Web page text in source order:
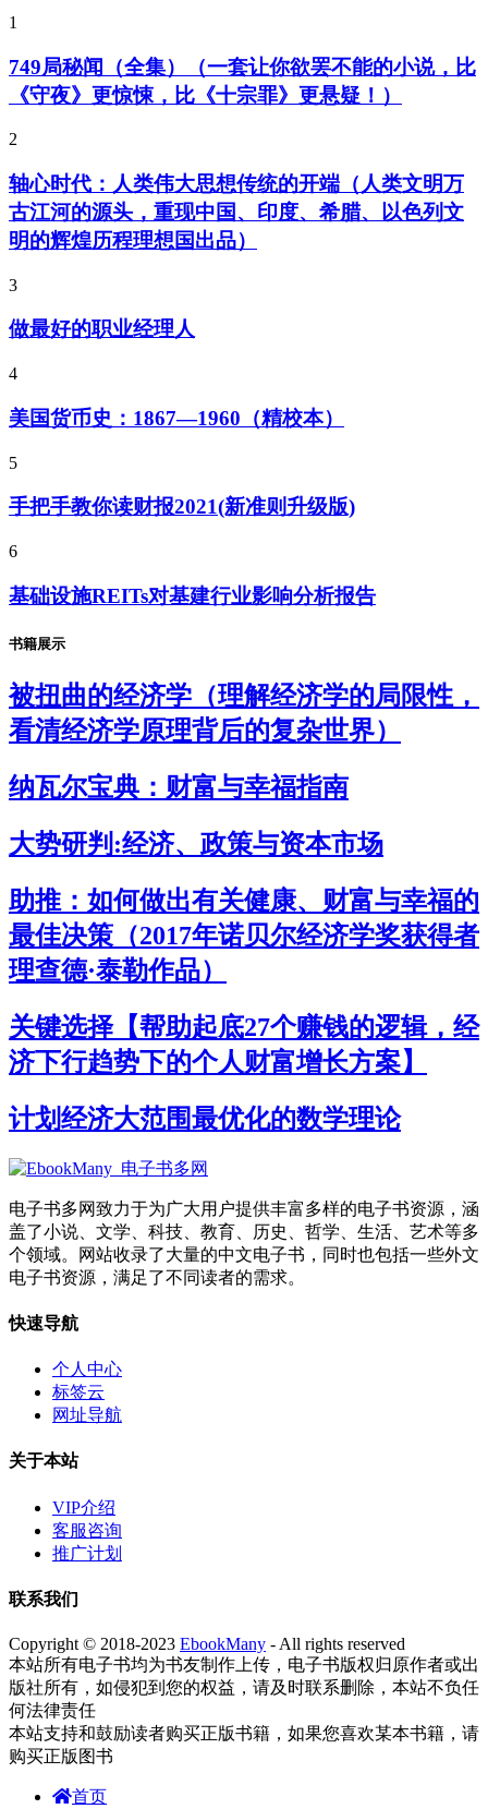
1
749局秘闻（全集）（一套让你欲罢不能的小说，比
《守夜》更惊悚，比《十宗罪》更悬疑！）
2
轴心时代：人类伟大思想传统的开端（人类文明万
古江河的源头，重现中国、印度、希腊、以色列文
明的辉煌历程理想国出品）
3
做最好的职业经理人
4
美国货币史：1867—1960（精校本）
5
手把手教你读财报2021(新准则升级版)
6
基础设施REITs对基建行业影响分析报告
书籍展示
被扭曲的经济学（理解经济学的局限性，
看清经济学原理背后的复杂世界）
纳瓦尔宝典：财富与幸福指南
大势研判:经济、政策与资本市场
助推：如何做出有关健康、财富与幸福的
最佳决策（2017年诺贝尔经济学奖获得者
理查德·泰勒作品）
关键选择【帮助起底27个赚钱的逻辑，经
济下行趋势下的个人财富增长方案】
计划经济大范围最优化的数学理论
电子书多网致力于为广大用户提供丰富多样的电子书资源，涵
盖了小说、文学、科技、教育、历史、哲学、生活、艺术等多
个领域。网站收录了大量的中文电子书，同时也包括一些外文
电子书资源，满足了不同读者的需求。
快速导航
个人中心
标签云
网址导航
关于本站
VIP介绍
客服咨询
推广计划
联系我们
Copyright © 2018-2023 EbookMany - All rights reserved
本站所有电子书均为书友制作上传，电子书版权归原作者或出
版社所有，如侵犯到您的权益，请及时联系删除，本站不负任
何法律责任
本站支持和鼓励读者购买正版书籍，如果您喜欢某本书籍，请
购买正版图书
首页